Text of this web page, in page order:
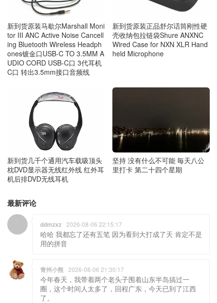
新到货原装马歇尔Marshall Moni
tor III ANC Active Noise Cancell
ing Bluetooth Wireless Headph
ones镀金口USB-C TO 3.5MM A
UDIO CORD USB-C口 3代耳机
C口 转出3.5mm接口音频线
新到货原装正品舒尔话筒刚性硬
壳收纳包拉链袋Shure ANXNC
Wired Case for NXN XLR Hand
held Microphone
新到货几千个通用汽车载吸顶头
枕DVD显示器无线红外线 红外耳
机后排DVD无线耳机
坚持 没有什么不可能 毎天八公
里打卡 第二十四个星期
最新评论
ddmzxz 2026-08-06 22:15:17
哈哈 我都忘了还有五笔 因为看到大打成了天 肯定不是
用的拼音
青州小熊 2026-08-06 21:30:17
今年春天，我带着两个老头子围着山东半岛搞过一
圈，这个时间人太多了，回程广东，今天已到了江西
了。